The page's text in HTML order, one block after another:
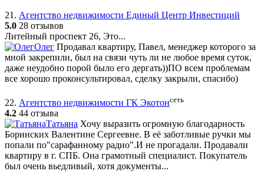
21. Агентство недвижимости Единый Центр Инвестиций
5.0 28 отзывов
Литейный проспект 26, Это...
Олег Продавал квартиру, Павел, менеджер которого за
мной закрепили, был на связи чуть ли не любое время суток,
даже неудобно порой было его дергать))ПО всем проблемам
все хорошо проконсультировал, сделку закрыли, спасибо)
22. Агентство недвижимости ГК Экотонсеть
4.2 44 отзыва
Татьяна Хочу выразить огромную благодарность
Боринских Валентине Сергеевне. В её заботливые ручки мы
попали по"сарафанному радио".И не прогадали. Продавали
квартиру в г. СПБ. Она грамотный специалист. Покупатель
был очень вьедливый, хотя документы...